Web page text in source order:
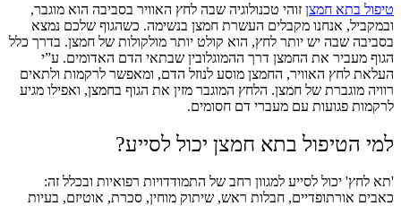
טיפול בתא חמצן זוהי טכנולוגיה שבה לחץ האוויר בסביבה הוא מוגבר,
ובמקביל, אנחנו מקבלים העשרת חמצן בנשימה. כשהגוף שלכם נמצא
בסביבה שבה יש יותר לחץ, הוא קולט יותר מולקולות של חמצן. בדרך כלל
הגוף מעביר את החמצן דרך ההמוגלובין שבתאי הדם האדומים. ע”י
העלאת לחץ האוויר, החמצן מוסע לנוזל הדם, ומאפשר לרקמות ולתאים
רוויה מוגברת של חמצן. הלחץ המוגבר מזין את הגוף בחמצן, ואפילו מגיע
לרקמות פגועות עם מעברי דם חסומים.
למי הטיפול בתא חמצן יכול לסייע?
'תא לחץ' יכול לסייע למגוון רחב של התמודדויות רפואיות ובכלל זה:
כאבים אורתופדיים, חבלות ראש, שיתוק מוחין, סכרת, אוטיזם, בעיות